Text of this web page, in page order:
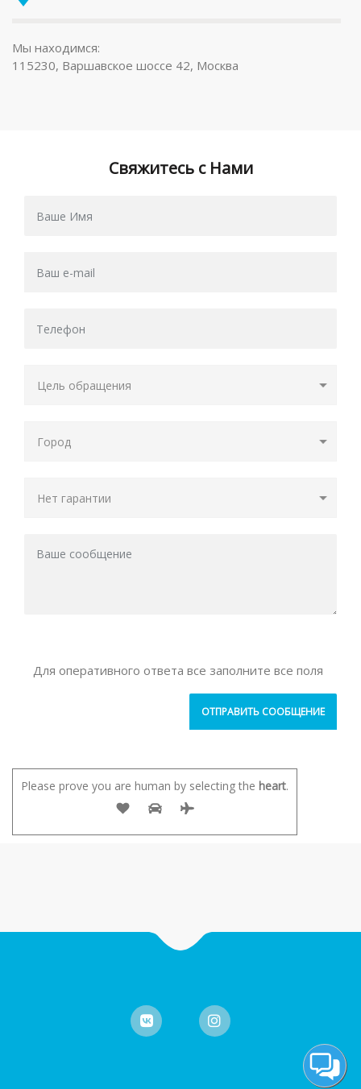
Мы находимся:
115230, Варшавское шоссе 42, Москва
Свяжитесь с Нами
Для оперативного ответа все заполните все поля
Please prove you are human by selecting the heart.